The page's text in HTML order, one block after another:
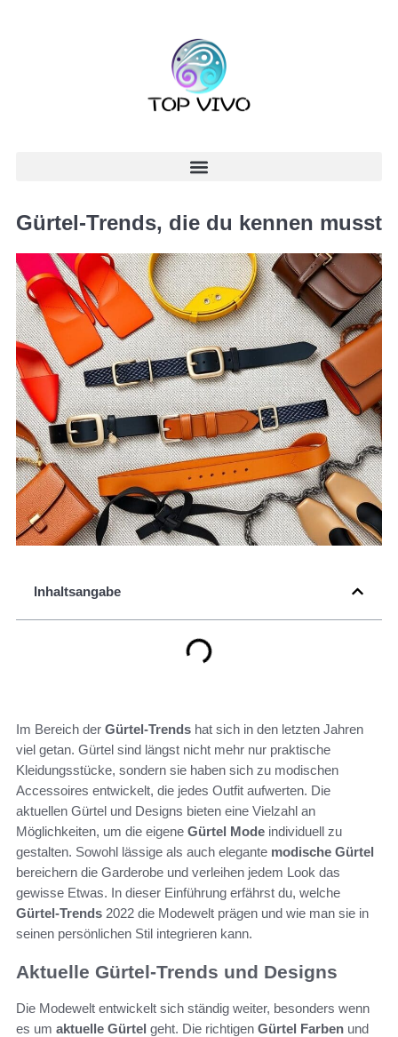
Gürtel-Trends, die du kennen musst
Inhaltsangabe
Im Bereich der Gürtel-Trends hat sich in den letzten Jahren
viel getan. Gürtel sind längst nicht mehr nur praktische
Kleidungsstücke, sondern sie haben sich zu modischen
Accessoires entwickelt, die jedes Outfit aufwerten. Die
aktuellen Gürtel und Designs bieten eine Vielzahl an
Möglichkeiten, um die eigene Gürtel Mode individuell zu
gestalten. Sowohl lässige als auch elegante modische Gürtel
bereichern die Garderobe und verleihen jedem Look das
gewisse Etwas. In dieser Einführung erfährst du, welche
Gürtel-Trends 2022 die Modewelt prägen und wie man sie in
seinen persönlichen Stil integrieren kann.
Aktuelle Gürtel-Trends und Designs
Die Modewelt entwickelt sich ständig weiter, besonders wenn
es um aktuelle Gürtel geht. Die richtigen Gürtel Farben und